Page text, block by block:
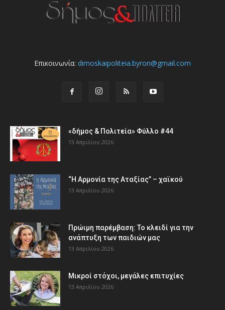
Επικοινωνία: dimoskaipoliteia.byron@gmail.com
«δήμος & Πολιτεία» Φύλλο #44
13 Απριλίου 2026
“Η Αρμονία της Αταξίας” – χαϊκού
13 Απριλίου 2026
Πρώιμη παρέμβαση: Το κλειδί για την
ανάπτυξη των παιδιών µας
13 Απριλίου 2026
Μικροί στόχοι, μεγάλες επιτυχίες
13 Απριλίου 2026